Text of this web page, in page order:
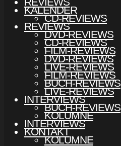
CD-REVIEWS
DVD-REVIEWS
FILM-REVIEWS
LIVE-REVIEWS
BUCH-REVIEWS
INTERVIEWS
KOLUMNE
KONTAKT
KALENDER
REVIEWS
CD-REVIEWS
DVD-REVIEWS
FILM-REVIEWS
LIVE-REVIEWS
BUCH-REVIEWS
INTERVIEWS
KOLUMNE